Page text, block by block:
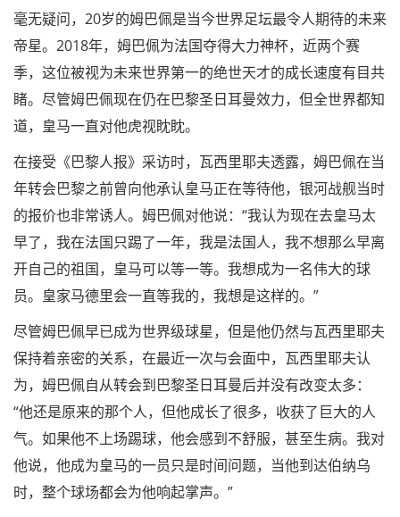
毫无疑问，20岁的姆巴佩是当今世界足坛最令人期待的未来
帝星。2018年，姆巴佩为法国夺得大力神杯，近两个赛
季，这位被视为未来世界第一的绝世天才的成长速度有目共
睹。尽管姆巴佩现在仍在巴黎圣日耳曼效力，但全世界都知
道，皇马一直对他虎视眈眈。
在接受《巴黎人报》采访时，瓦西里耶夫透露，姆巴佩在当
年转会巴黎之前曾向他承认皇马正在等待他，银河战舰当时
的报价也非常诱人。姆巴佩对他说：“我认为现在去皇马太
早了，我在法国只踢了一年，我是法国人，我不想那么早离
开自己的祖国，皇马可以等一等。我想成为一名伟大的球
员。皇家马德里会一直等我的，我想是这样的。”
尽管姆巴佩早已成为世界级球星，但是他仍然与瓦西里耶夫
保持着亲密的关系，在最近一次与会面中，瓦西里耶夫认
为，姆巴佩自从转会到巴黎圣日耳曼后并没有改变太多：
“他还是原来的那个人，但他成长了很多，收获了巨大的人
气。如果他不上场踢球，他会感到不舒服，甚至生病。我对
他说，他成为皇马的一员只是时间问题，当他到达伯纳乌
时，整个球场都会为他响起掌声。”